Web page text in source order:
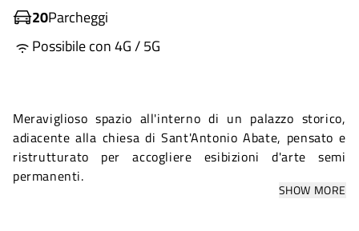
20Parcheggi
Possibile con 4G / 5G
Meraviglioso spazio all'interno di un palazzo storico,
adiacente alla chiesa di Sant'Antonio Abate, pensato e
ristrutturato per accogliere esibizioni d'arte semi
permanenti.
SHOW MORE